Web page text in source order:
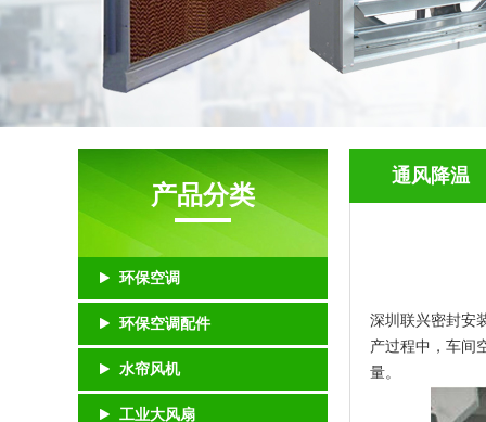
产品分类
环保空调
环保空调配件
水帘风机
工业大风扇
通风降温
深圳联兴密封安
产过程中，车间
量。